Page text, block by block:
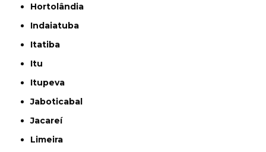
Hortolândia
Indaiatuba
Itatiba
Itu
Itupeva
Jaboticabal
Jacareí
Limeira